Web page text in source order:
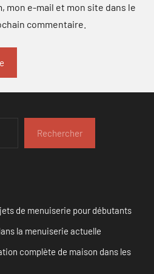
mon e-mail et mon site dans le
commentaire.
Rechercher
de menuiserie pour débutants
la menuiserie actuelle
complète de maison dans les